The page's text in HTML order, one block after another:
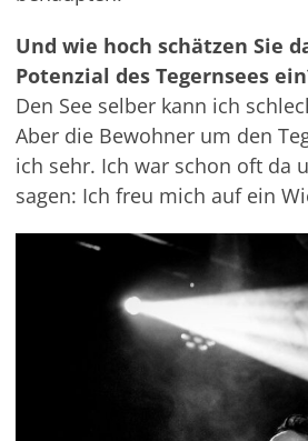
Und wie hoch schätzen Sie
Potenzial des Tegernsees
Den See selber kann ich
Aber die Bewohner um den
ich sehr. Ich war schon oft da
sagen: Ich freu mich auf ein